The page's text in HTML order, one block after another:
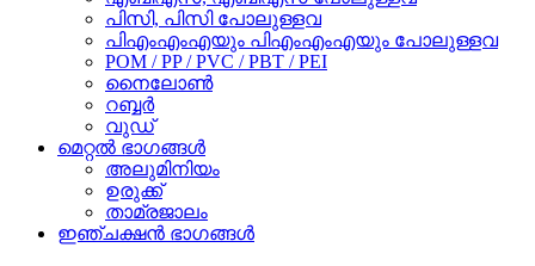
പിസി, പിസി പോലുള്ളവ
പി‌എം‌എം‌എയും പി‌എം‌എം‌എയും പോലുള്ളവ
POM / PP / PVC / PBT / PEI
നൈലോൺ
റബ്ബർ
വുഡ്
മെറ്റൽ ഭാഗങ്ങൾ
അലുമിനിയം
ഉരുക്ക്
താമ്രജാലം
ഇഞ്ചക്ഷൻ ഭാഗങ്ങൾ